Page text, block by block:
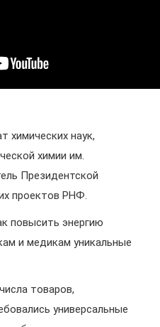
химических наук,
химии им.
Президентской
проектов РНФ.
повысить энергию
и медикам уникальные
товаров,
универсальные